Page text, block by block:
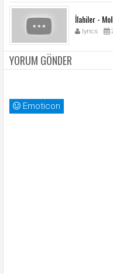
İlahiler -
lyrics
YORUM GÖNDER
Emoticon